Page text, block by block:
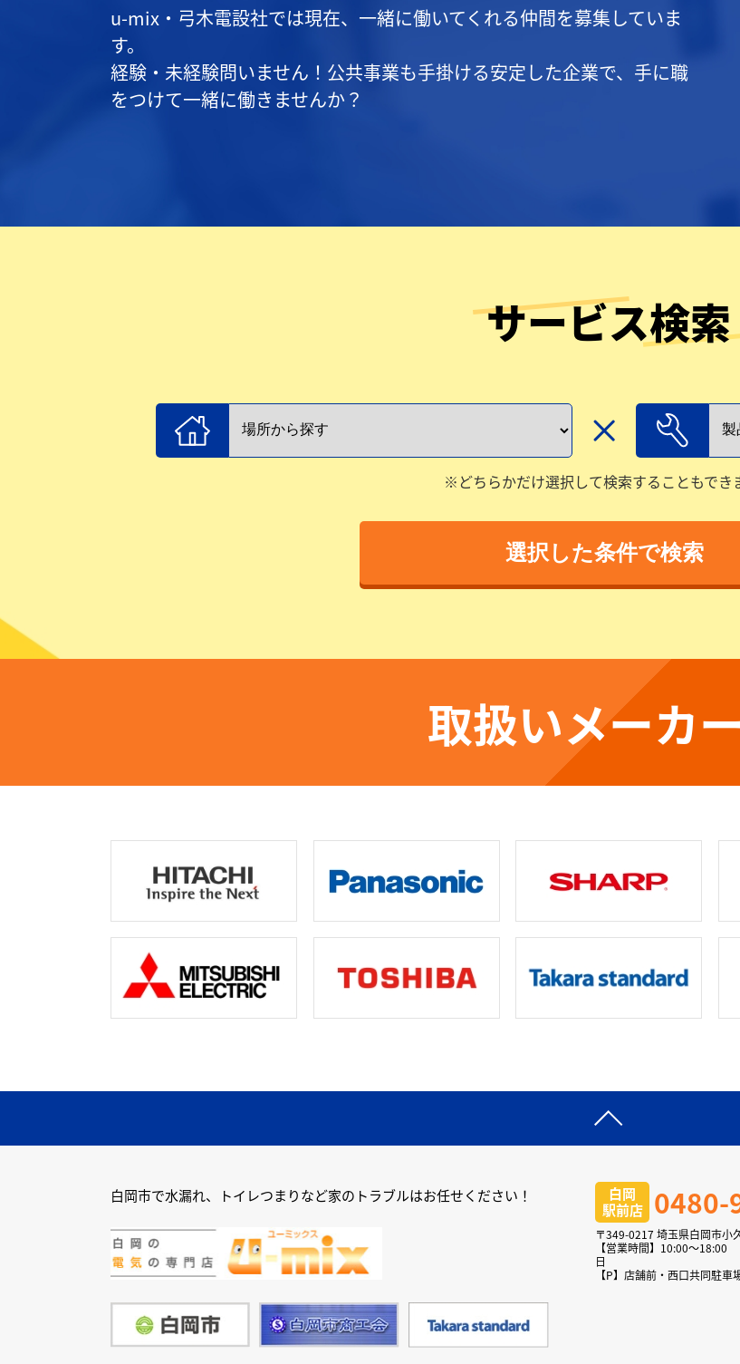
u-mix・弓木電設社では現在、一緒に働いてくれる仲間を募集していま
す。
経験・未経験問いません！公共事業も手掛ける安定した企業で、手に職
をつけて一緒に働きませんか？
サービス検索
どちらかだけ選択して検索することもでき
取扱いメーカー
白岡市で水漏れ、トイレつまりなど家のトラブルはお任せください！
白岡
駅前店
0480-
〒349-0217 埼玉県白岡市小
【営業時間】10:00～
日
【P】店舗前・西口共同駐車